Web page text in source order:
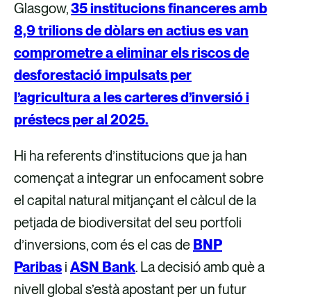
Glasgow,35 institucions financeres amb
8,9 trilions de dòlars en actius es van
comprometre a eliminar els riscos de
desforestació impulsats per
l’agricultura a les carteres d’inversió i
préstecs per al 2025.
Hi ha referents d’institucions que ja han
començat a integrar un enfocament sobre
el capital natural mitjançant el càlcul de la
petjada de biodiversitat del seu portfoli
d’inversions, com és el cas de BNP
Paribas i ASN Bank. La decisió amb què a
nivell global s’està apostant per un futur